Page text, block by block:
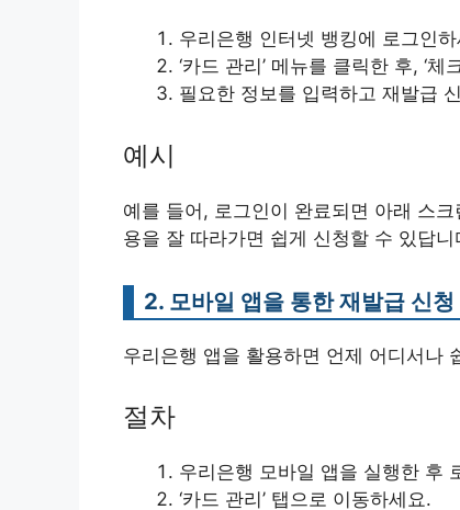
우리은행 인터넷 뱅킹에 로그인
‘카드 관리’ 메뉴를 클릭한 후, ‘
필요한 정보를 입력하고 재발급
예시
예를 들어, 로그인이 완료되면 아래 스
용을 잘 따라가면 쉽게 신청할 수 있답니
2. 모바일 앱을 통한 재발급 신청
우리은행 앱을 활용하면 언제 어디서나
절차
우리은행 모바일 앱을 실행한 후
‘카드 관리’ 탭으로 이동하세요.